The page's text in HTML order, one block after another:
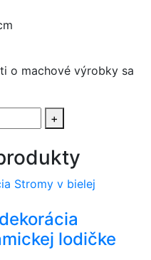
o machové výrobky sa
+
lodičke